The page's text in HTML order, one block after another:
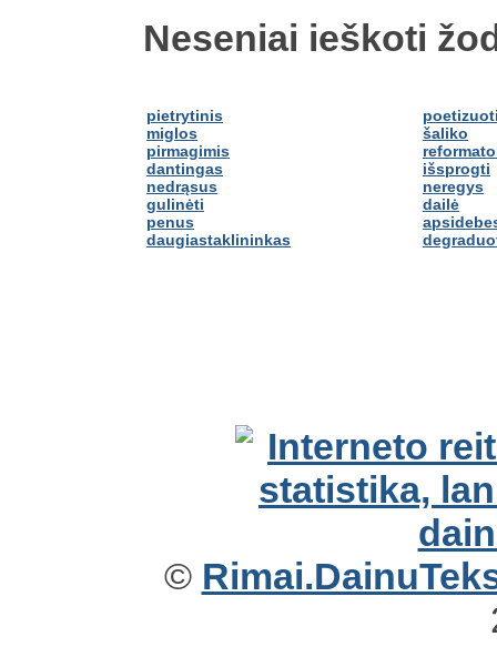
Neseniai ieškoti
pietrytinis
miglos
pirmagimis
dantingas
nedrąsus
gulinėti
penus
daugiastaklininkas
šaliko
išsprogti
neregys
dailė
©